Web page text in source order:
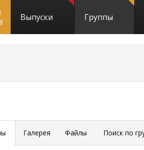
Выпуски Группы
Галерея Файлы Поиск по